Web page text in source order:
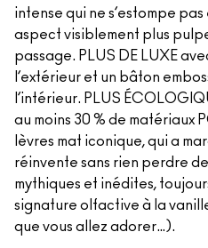
intense qui ne s’estompe
aspect visiblement plus
passage. PLUS DE LUXE
l’extérieur et un bâton
l’intérieur. PLUS
au moins 30 % de matériaux
lèvres mat iconique, qui a
réinvente sans rien perdre
mythiques et inédites,
signature olfactive à la
que vous allez adorer…).